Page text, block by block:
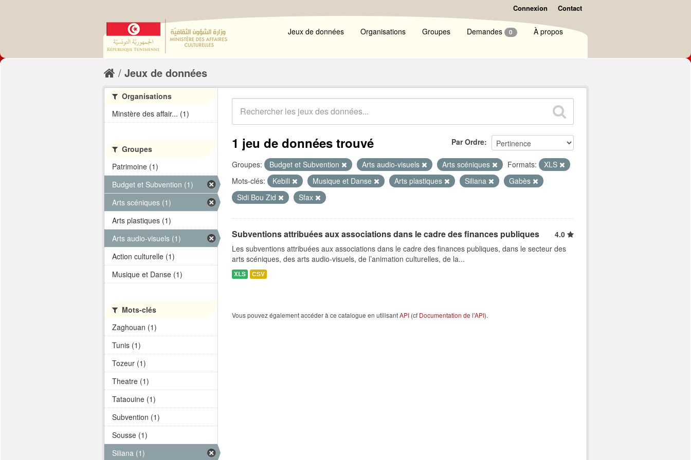
Connexion Contact
Jeux de données Organisations Groupes Demandes 0 À propos
Jeux de données
Par Ordre
1 jeu de données trouvé
Groupes: Budget et Subvention Arts audio-visuels Arts scéniques Formats:
XLS
Mots-clés:
Kebili Musique et Danse Arts plastiques Siliana
Gabès
Sidi Bou Zid
Sfax
Subventions attribuées aux associations dans le cadre des finances publiques
4.0
Les subventions attribuées aux associations dans le cadre des finances publiques, dans le secteur des
arts scéniques, des arts audio-visuels, de l’animation culturelles, de la...
XLS CSV
Vous pouvez également accéder à ce catalogue en utilisantAPI (cf Documentation de l'API).
Organisations
Minstère des affair... (1)
Groupes
Patrimoine (1)
Budget et Subvention (1)
Arts scéniques (1)
Arts plastiques (1)
Arts audio-visuels (1)
Action culturelle (1)
Musique et Danse (1)
Mots-clés
Zaghouan (1)
Tunis (1)
Tozeur (1)
Theatre (1)
Tataouine (1)
Subvention (1)
Sousse (1)
Siliana (1)